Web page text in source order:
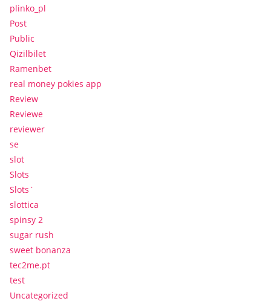
plinko_pl
Post
Public
Qizilbilet
Ramenbet
real money pokies app
Review
Reviewe
reviewer
se
slot
Slots
Slots`
slottica
spinsy 2
sugar rush
sweet bonanza
tec2me.pt
test
Uncategorized